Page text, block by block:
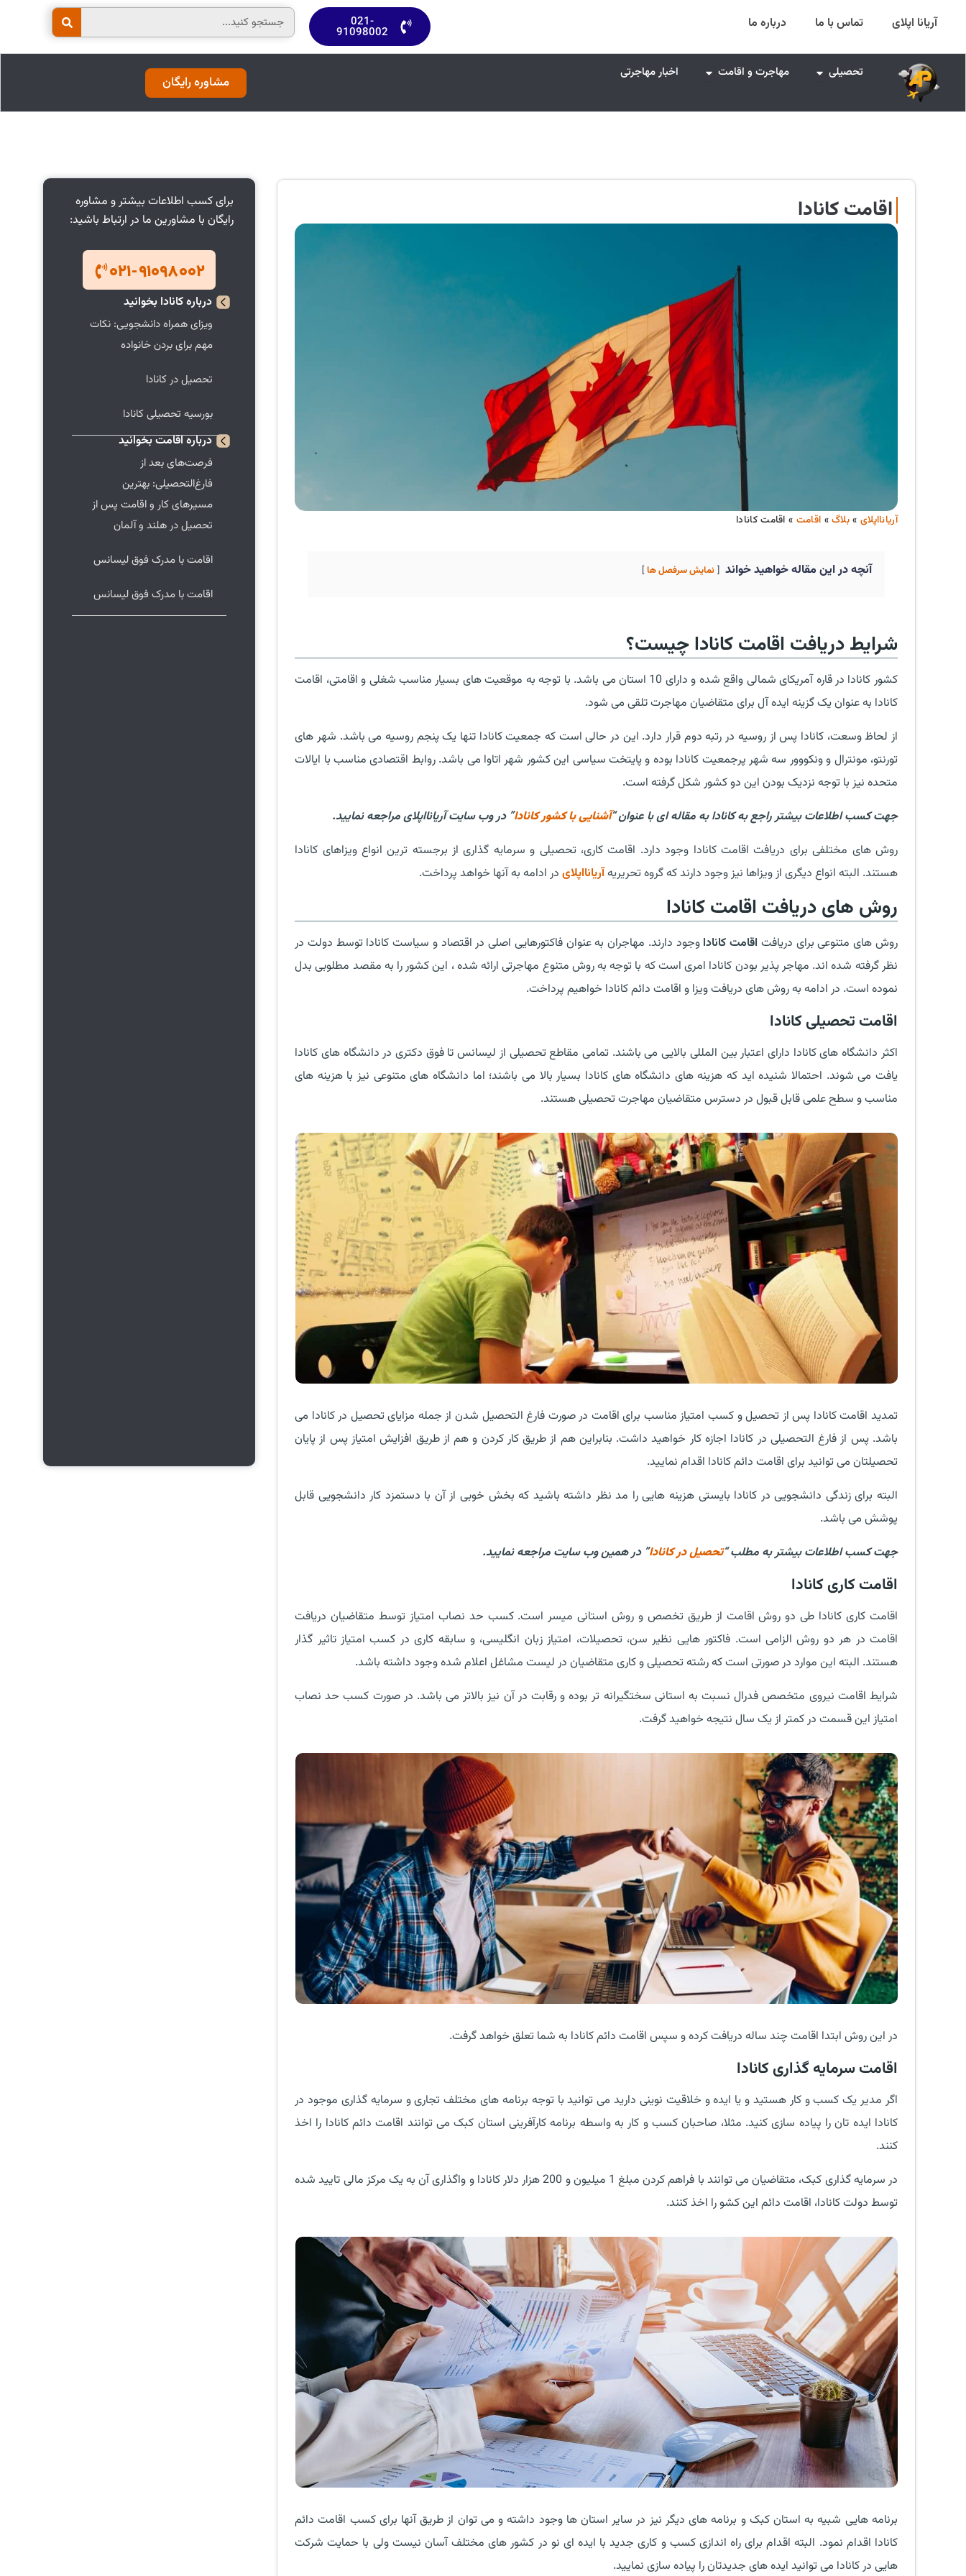
آریانا اپلای تماس با ما درباره ما
021-
91098002
Search
تحصیلی Open تحصیلی مهاجرت و اقامت Open مهاجرت و اقامت اخبار مهاجرتی
مشاوره رایگان
اقامت کانادا
آریانااپلای »بلاگ» اقامت » اقامت کانادا
آنچه در این مقاله خواهید خواند نمایش سرفصل ها
شرایط دریافت اقامت کانادا چیست؟
کشور کانادا در قاره آمریکای شمالی واقع شده و دارای 10 استان می باشد. با توجه به موقعیت های بسیار مناسب شغلی و اقامتی، اقامت
کانادا به عنوان یک گزینه ایده آل برای متقاضیان مهاجرت تلقی می شود.
از لحاظ وسعت، کانادا پس از روسیه در رتبه دوم قرار دارد. این در حالی است که جمعیت کانادا تنها یک پنجم روسیه می باشد. شهر های
تورنتو، مونترال و ونکووور سه شهر پرجمعیت کانادا بوده و پایتخت سیاسی این کشور شهر اتاوا می باشد. روابط اقتصادی مناسب با ایالات
متحده نیز با توجه نزدیک بودن این دو کشور شکل گرفته است.
جهت کسب اطلاعات بیشتر راجع به کانادا به مقاله ای با عنوان “آشنایی با کشور کانادا” در وب سایت آریانااپلای مراجعه نمایید.
روش های مختلفی برای دریافت اقامت کانادا وجود دارد. اقامت کاری، تحصیلی و سرمایه گذاری از برجسته ترین انواع ویزاهای کانادا
هستند. البته انواع دیگری از ویزاها نیز وجود دارند که گروه تحریریهآریانااپلای در ادامه به آنها خواهد پرداخت.
روش های دریافت اقامت کانادا
روش های متنوعی برای دریافت اقامت کانادا وجود دارند. مهاجران به عنوان فاکتورهایی اصلی در اقتصاد و سیاست کانادا توسط دولت در
نظر گرفته شده اند. مهاجر پذیر بودن کانادا امری است که با توجه به روش متنوع مهاجرتی ارائه شده ، این کشور را به مقصد مطلوبی بدل
نموده است. در ادامه به روش های دریافت ویزا و اقامت دائم کانادا خواهیم پرداخت.
اقامت تحصیلی کانادا
اکثر دانشگاه های کانادا دارای اعتبار بین المللی بالایی می باشند. تمامی مقاطع تحصیلی از لیسانس تا فوق دکتری در دانشگاه های کانادا
یافت می شوند. احتمالا شنیده اید که هزینه های دانشگاه های کانادا بسیار بالا می باشند؛ اما دانشگاه های متنوعی نیز با هزینه های
مناسب و سطح علمی قابل قبول در دسترس متقاضیان مهاجرت تحصیلی هستند.
تمدید اقامت کانادا پس از تحصیل و کسب امتیاز مناسب برای اقامت در صورت فارغ التحصیل شدن از جمله مزایای تحصیل در کانادا می
باشد. پس از فارغ التحصیلی در کانادا اجازه کار خواهید داشت. بنابراین هم از طریق کار کردن و هم از طریق افزایش امتیاز پس از پایان
تحصیلتان می توانید برای اقامت دائم کانادا اقدام نمایید.
البته برای زندگی دانشجویی در کانادا بایستی هزینه هایی را مد نظر داشته باشید که بخش خوبی از آن با دستمزد کار دانشجویی قابل
پوشش می باشد.
جهت کسب اطلاعات بیشتر به مطلب “تحصیل در کانادا” در همین وب سایت مراجعه نمایید.
اقامت کاری کانادا
اقامت کاری کانادا طی دو روش اقامت از طریق تخصص و روش استانی میسر است. کسب حد نصاب امتیاز توسط متقاضیان دریافت
اقامت در هر دو روش الزامی است. فاکتور هایی نظیر سن، تحصیلات، امتیاز زبان انگلیسی، و سابقه کاری در کسب امتیاز تاثیر گذار
هستند. البته این موارد در صورتی است که رشته تحصیلی و کاری متقاضیان در لیست مشاغل اعلام شده وجود داشته باشد.
شرایط اقامت نیروی متخصص فدرال نسبت به استانی سختگیرانه تر بوده و رقابت در آن نیز بالاتر می باشد. در صورت کسب حد نصاب
امتیاز این قسمت در کمتر از یک سال نتیجه خواهید گرفت.
در این روش ابتدا اقامت چند ساله دریافت کرده و سپس اقامت دائم کانادا به شما تعلق خواهد گرفت.
اقامت سرمایه گذاری کانادا
اگر مدیر یک کسب و کار هستید و یا ایده و خلاقیت نوینی دارید می توانید با توجه برنامه های مختلف تجاری و سرمایه گذاری موجود در
کانادا ایده تان را پیاده سازی کنید. مثلا، صاحبان کسب و کار به واسطه برنامه کارآفرینی استان کبک می توانند اقامت دائم کانادا را اخذ
کنند.
در سرمایه گذاری کبک، متقاضیان می توانند با فراهم کردن مبلغ 1 میلیون و 200 هزار دلار کانادا و واگذاری آن به یک مرکز مالی تایید شده
توسط دولت کانادا، اقامت دائم این کشو را اخذ کنند.
برنامه هایی شبیه به استان کبک و برنامه های دیگر نیز در سایر استان ها وجود داشته و می توان از طریق آنها برای کسب اقامت دائم
کانادا اقدام نمود. البته اقدام برای راه اندازی کسب و کاری جدید با ایده ای نو در کشور های مختلف آسان نیست ولی با حمایت شرکت
هایی در کانادا می توانید ایده های جدیدتان را پیاده سازی نمایید.
برای کسب اطلاعات بیشتر و مشاوره
رایگان با مشاورین ما در ارتباط باشید:
۰۲۱-۹۱۰۹۸۰۰۲
دربارهکانادا بخوانید
ویزای همراه دانشجویی: نکات
مهم برای بردن خانواده
تحصیل در کانادا
بورسیه تحصیلی کانادا
دربارهاقامتبخوانید
فرصت‌های بعد از
فارغ‌التحصیلی: بهترین
مسیرهای کار و اقامت پس از
تحصیل در هلند و آلمان
اقامت با مدرک فوق لیسانس
اقامت با مدرک فوق لیسانس